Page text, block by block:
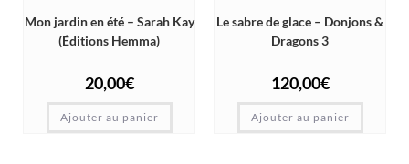
Mon jardin en été – Sarah Kay
(Éditions Hemma)
20,00€
Ajouter au panier
Le sabre de glace – Donjons &
Dragons 3
120,00€
Ajouter au panier